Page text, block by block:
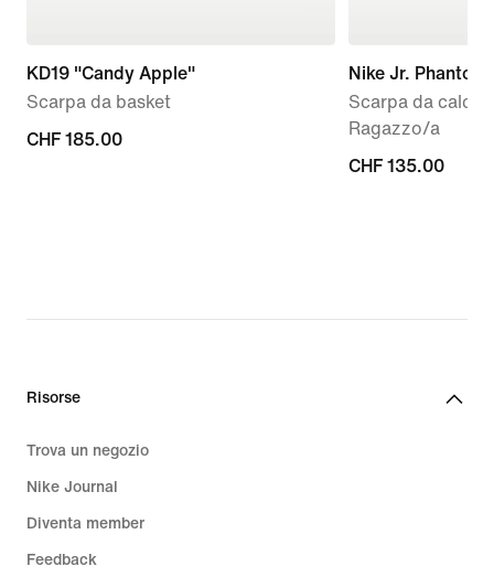
KD19 "Candy Apple"
Scarpa da basket
CHF
CHF 185.00
Nike Jr.
Scarpa da
Ragazzo/a
CHF
CHF 135.00
Risorse
Trova un negozio
Nike Journal
Diventa member
Feedback